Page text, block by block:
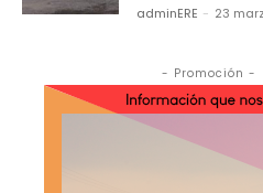
adminERE - 23
- Promoción -